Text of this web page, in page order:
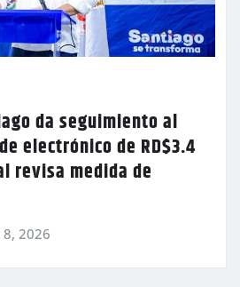
da seguimiento al
electrónico de RD$3.4
revisa medida de
8, 2026